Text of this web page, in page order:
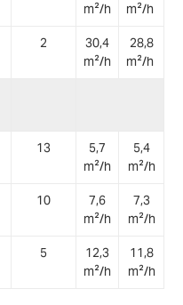
m²/h
m²/h
2
30,4
m²/h
28,8
m²/h
13
5,7
m²/h
5,4
m²/h
10
7,6
m²/h
7,3
m²/h
5
12,3
m²/h
11,8
m²/h